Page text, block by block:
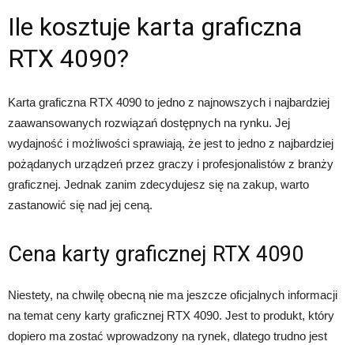
Ile kosztuje karta graficzna
RTX 4090?
Karta graficzna RTX 4090 to jedno z najnowszych i najbardziej
zaawansowanych rozwiązań dostępnych na rynku. Jej
wydajność i możliwości sprawiają, że jest to jedno z najbardziej
pożądanych urządzeń przez graczy i profesjonalistów z branży
graficznej. Jednak zanim zdecydujesz się na zakup, warto
zastanowić się nad jej ceną.
Cena karty graficznej RTX 4090
Niestety, na chwilę obecną nie ma jeszcze oficjalnych informacji
na temat ceny karty graficznej RTX 4090. Jest to produkt, który
dopiero ma zostać wprowadzony na rynek, dlatego trudno jest